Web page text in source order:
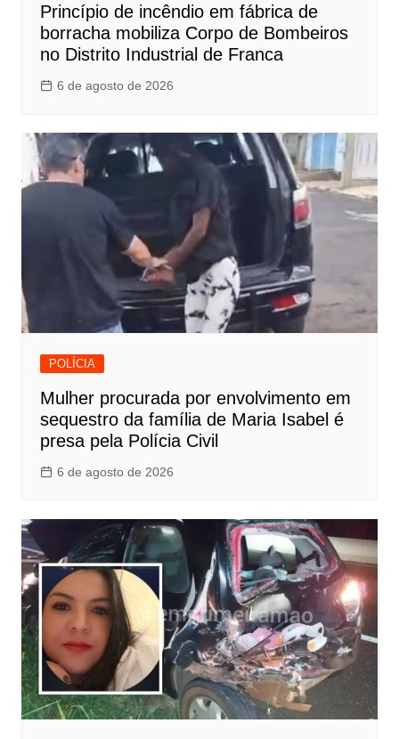
Princípio de incêndio em fábrica de
borracha mobiliza Corpo de Bombeiros
no Distrito Industrial de Franca
6 de agosto de 2026
POLÍCIA
Mulher procurada por envolvimento em
sequestro da família de Maria Isabel é
presa pela Polícia Civil
6 de agosto de 2026